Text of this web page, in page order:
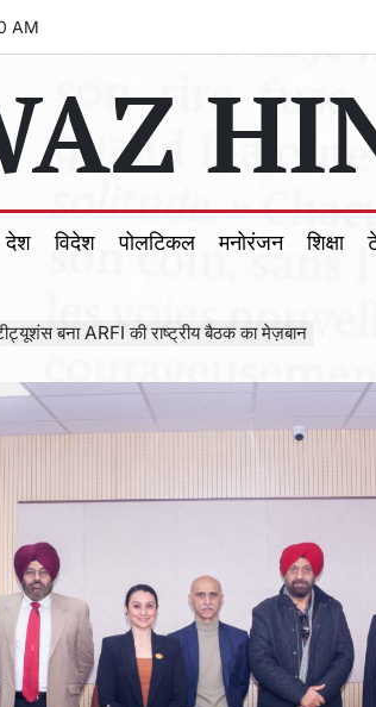
AM
देश विदेश पोलटिकल मनोरंजन शिक्षा
बना ARFI की राष्ट्रीय बैठक का मेज़बान